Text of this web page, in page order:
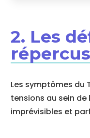
2. Les
Les symptômes du
tensions au sein
imprévisibles et